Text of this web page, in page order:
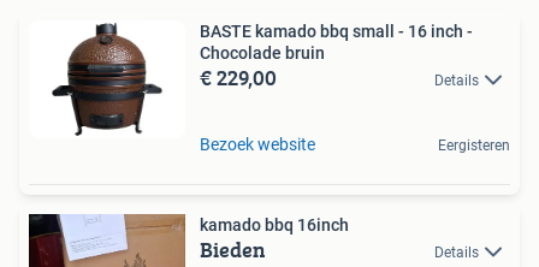
BASTE kamado bbq small - 16 inch -
Chocolade bruin
€ 229,00 Details
Bezoek website Eergisteren
kamado bbq 16inch
Bieden Details